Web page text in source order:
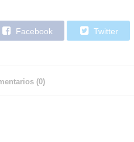
Facebook Twitter
(0)